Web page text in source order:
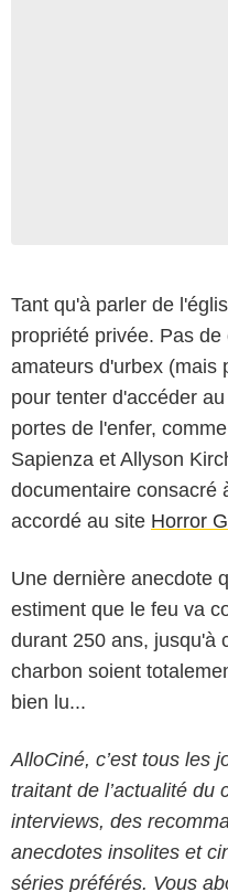
Tant qu'à parler de
propriété privée. Pas
amateurs d'urbex (mais
pour tenter d'accéder
portes de l'enfer,
Sapienza et Allyson
documentaire consacré
accordé au site Horror
Une dernière anecdote
estiment que le feu va
durant 250 ans, jusqu'à
charbon soient
bien lu...
AlloCiné, c’est tous les
traitant de l’actualité du
interviews, des
anecdotes insolites et
séries préférés. Vous